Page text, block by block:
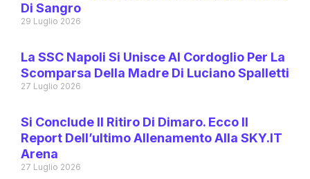
Di Sangro
29 Luglio 2026
La SSC Napoli Si Unisce Al Cordoglio Per La
Scomparsa Della Madre Di Luciano Spalletti
27 Luglio 2026
Si Conclude Il Ritiro Di Dimaro. Ecco Il
Report Dell’ultimo Allenamento Alla SKY.IT
Arena
27 Luglio 2026